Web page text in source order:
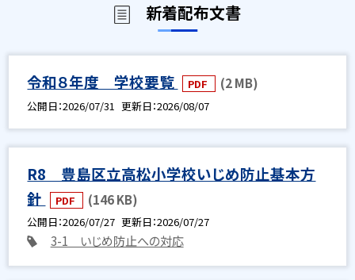
新着配布文書
令和８年度 学校要覧 PDF (2 MB)
公開日 2026/07/31 更新日 2026/08/07
R8 豊島区立高松小学校いじめ防止基本方
針
PDF (146 KB)
公開日 2026/07/27 更新日 2026/07/27
3-1 いじめ防止への対応